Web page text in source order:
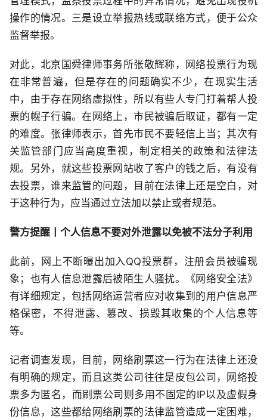
操作的情况。三是设立举报热线或联络方式，便于公众
监督举报。
对此，北京国舜律师事务所张敬辉称，网络投票行为现
在非常普遍，但是存在的问题确实不少，在现实生活
中，由于存在网络虚拟性，所以有些人专门打着帮人投
票的幌子行骗。在网络上，市民被骗后取证，都有一定
的难度。张律师表示，首先市民不要轻信上当；其次有
关监管部门应当高度重视，制定相关的政策和法律法
规。另外，就这些投票网站收了客户的钱之后，有没有
去投票，谁来监管的问题，目前在法律上还是空白，对
于这种行为，应当通过立法加以禁止或者规范。
警方提醒丨个人信息不要对外泄露以免被不法分子利用
此前，网上不断曝出加入QQ投票群，注册会员被骗现
象；也有人信息泄露后被陌生人骚扰。《网络安全法》
有详细规定，包括网络运营者应对收集到的用户信息严
格保密，不得泄露、篡改、损毁其收集的个人信息等
等。
记者调查发现，目前，网络刷票这一行为在法律上还没
有明确的规定，而且这类公司往往是皮包公司，网络投
票多为匿名，而刷票公司则多用不固定的IP以及虚假身
份信息，这些都给网络刷票的法律监管造成一定困难，